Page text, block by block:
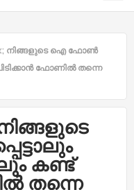
നിങ്ങളുടെ ഐ ഫോൺ
ഫോണിൽ തന്നെ
കണ്ട്
തന്നെ